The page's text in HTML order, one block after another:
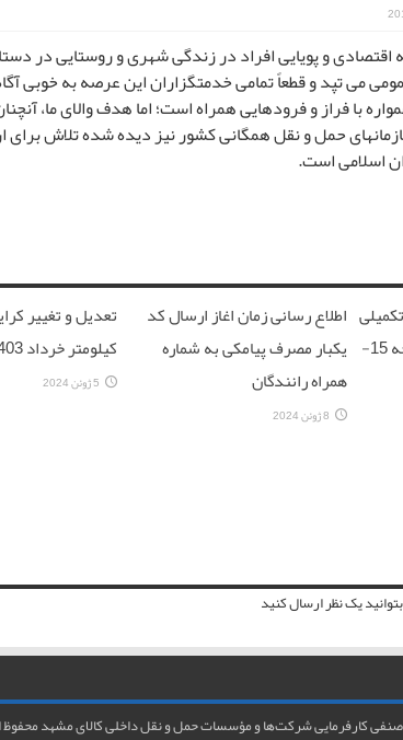
و پویایی افراد در زندگی شهری و روستایی در
می تپد و قطعاً تمامی خدمتگزاران این عرصه به خوبی
با فراز و فرودهایی همراه است؛ اما هدف والای ما،
حمل و نقل همگانی کشور نیز دیده شده تلاش برای
اسلامی است.
هنگام صدور بارنامه از مورحه 15-
اطلاع رسانی زمان اغاز ارسال کد
یکبار مصرف پیامکی به شماره
همراه رانندگان
8 ژوئن 2024
تعدیل و تغییر
کیلومتر خرداد 1403
5 ژوئن 2024
یک نظر ارسال کنید
کارفرمایی شرکت‌ها و مؤسسات حمل و نقل داخلی کالای مشهد